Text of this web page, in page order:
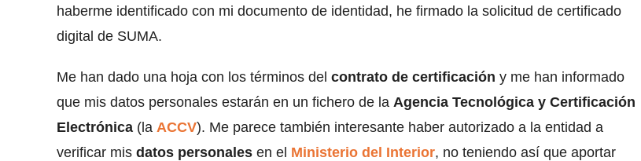
haberme identificado con mi documento de identidad, he firmado la solicitud de certificado
digital de SUMA.
Me han dado una hoja con los términos del contrato de certificación y me han informado
que mis datos personales estarán en un fichero de la Agencia Tecnológica y Certificación
Electrónica (la ACCV). Me parece también interesante haber autorizado a la entidad a
verificar mis datos personales en el Ministerio del Interior, no teniendo así que aportar